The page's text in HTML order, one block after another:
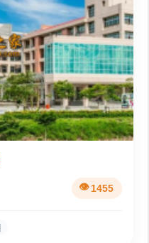
1455